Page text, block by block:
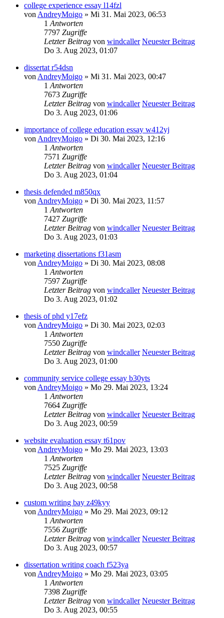
college experience essay l14fzl
von AndreyMoigo » Mi 31. Mai 2023, 06:53
1 Antworten
7797 Zugriffe
Letzter Beitrag von windcaller Neuester Beitrag
Do 3. Aug 2023, 01:07
dissertat r54dsn
von AndreyMoigo » Mi 31. Mai 2023, 00:47
1 Antworten
7673 Zugriffe
Letzter Beitrag von windcaller Neuester Beitrag
Do 3. Aug 2023, 01:06
importance of college education essay w412yj
von AndreyMoigo » Di 30. Mai 2023, 12:16
1 Antworten
7571 Zugriffe
Letzter Beitrag von windcaller Neuester Beitrag
Do 3. Aug 2023, 01:04
thesis defended m850qx
von AndreyMoigo » Di 30. Mai 2023, 11:57
1 Antworten
7427 Zugriffe
Letzter Beitrag von windcaller Neuester Beitrag
Do 3. Aug 2023, 01:03
marketing dissertations f31asm
von AndreyMoigo » Di 30. Mai 2023, 08:08
1 Antworten
7597 Zugriffe
Letzter Beitrag von windcaller Neuester Beitrag
Do 3. Aug 2023, 01:02
thesis of phd y17efz
von AndreyMoigo » Di 30. Mai 2023, 02:03
1 Antworten
7550 Zugriffe
Letzter Beitrag von windcaller Neuester Beitrag
Do 3. Aug 2023, 01:00
community service college essay b30yts
von AndreyMoigo » Mo 29. Mai 2023, 13:24
1 Antworten
7664 Zugriffe
Letzter Beitrag von windcaller Neuester Beitrag
Do 3. Aug 2023, 00:59
website evaluation essay t61pov
von AndreyMoigo » Mo 29. Mai 2023, 13:03
1 Antworten
7525 Zugriffe
Letzter Beitrag von windcaller Neuester Beitrag
Do 3. Aug 2023, 00:58
custom writing bay z49kyy
von AndreyMoigo » Mo 29. Mai 2023, 09:12
1 Antworten
7556 Zugriffe
Letzter Beitrag von windcaller Neuester Beitrag
Do 3. Aug 2023, 00:57
dissertation writing coach f523ya
von AndreyMoigo » Mo 29. Mai 2023, 03:05
1 Antworten
7398 Zugriffe
Letzter Beitrag von windcaller Neuester Beitrag
Do 3. Aug 2023, 00:55